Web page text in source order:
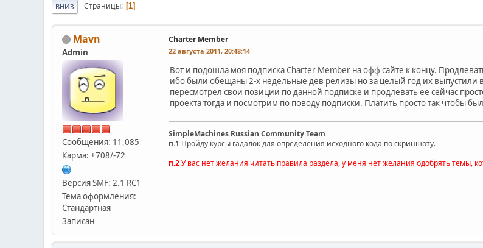
ВНИЗ Страницы 1
Mavn
Admin
Сообщения: 11,085
Карма: +708/-72
Версия SMF: 2.1 RC1
Тема оформления:
Стандартная
Записан
Charter Member
22 августа 2011, 20:48:14
Вот и подошла моя подписка Charter Member на офф сайте к концу.
ибо были обещаны 2-х недельные дев релизы но за целый год их выпустили
пересмотрел свои позиции по данной подписке и продлевать ее сейчас
проекта тогда и посмотрим по поводу подписки. Платить просто так чтобы
SimpleMachines Russian Community Team
п.1 Пройду курсы гадалок для определения исходного кода по скриншоту.
п.2У вас нет желания читать правила раздела, у меня нет желания одобрять темы,